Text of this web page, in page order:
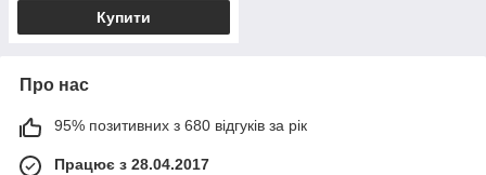
Купити
Про нас
95% позитивних з 680 відгуків за рік
Працює з 28.04.2017